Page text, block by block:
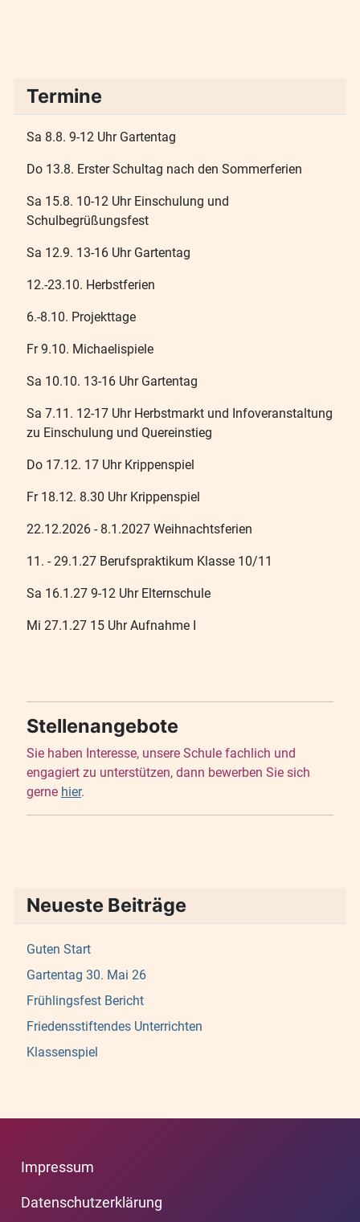
Termine
Sa 8.8. 9-12 Uhr Gartentag
Do 13.8. Erster Schultag nach den Sommerferien
Sa 15.8. 10-12 Uhr Einschulung und
Schulbegrüßungsfest
Sa 12.9. 13-16 Uhr Gartentag
12.-23.10. Herbstferien
6.-8.10. Projekttage
Fr 9.10. Michaelispiele
Sa 10.10. 13-16 Uhr Gartentag
Sa 7.11. 12-17 Uhr Herbstmarkt und Infoveranstaltung
zu Einschulung und Quereinstieg
Do 17.12. 17 Uhr Krippenspiel
Fr 18.12. 8.30 Uhr Krippenspiel
22.12.2026 - 8.1.2027 Weihnachtsferien
11. - 29.1.27 Berufspraktikum Klasse 10/11
Sa 16.1.27 9-12 Uhr Elternschule
Mi 27.1.27 15 Uhr Aufnahme I
Stellenangebote
Sie haben Interesse, unsere Schule fachlich und
engagiert zu unterstützen, dann bewerben Sie sich
gerne hier.
Neueste Beiträge
Guten Start
Gartentag 30. Mai 26
Frühlingsfest Bericht
Friedensstiftendes Unterrichten
Klassenspiel
Impressum
Datenschutzerklärung